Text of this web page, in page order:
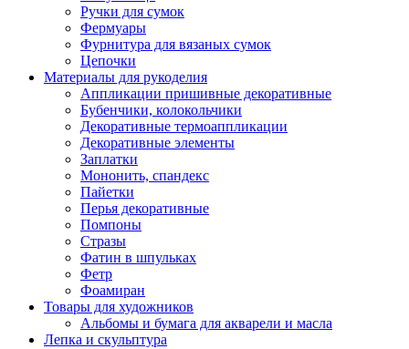
Ручки для сумок
Фермуары
Фурнитура для вязаных сумок
Цепочки
Материалы для рукоделия
Аппликации пришивные декоративные
Бубенчики, колокольчики
Декоративные термоаппликации
Декоративные элементы
Заплатки
Мононить, спандекс
Пайетки
Перья декоративные
Помпоны
Стразы
Фатин в шпульках
Фетр
Фоамиран
Товары для художников
Альбомы и бумага для акварели и масла
Лепка и скульптура